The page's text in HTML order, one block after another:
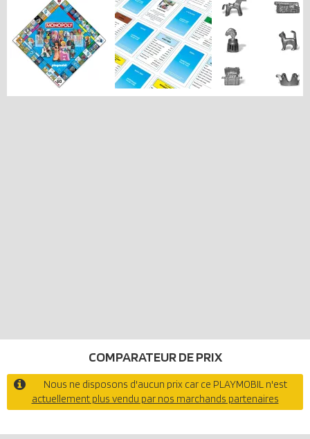
COMPARATEUR DE PRIX
Nous ne disposons d'aucun prix car ce PLAYMOBIL n'est
actuellement plus vendu par nos marchands partenaires